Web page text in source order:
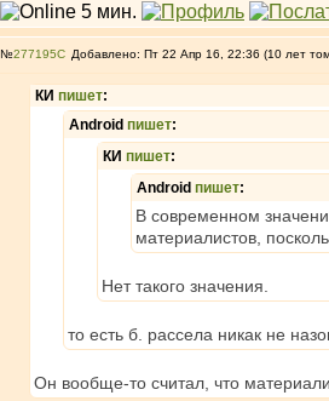
№277195 Добавлено: Пт 22 Апр 16, 22:36 (10 лет
КИ пишет:
Android пишет:
КИ пишет:
Android пишет:
В современном
материалистов,
Нет такого значения.
то есть б. рассела никак не
Он вообще-то считал, что